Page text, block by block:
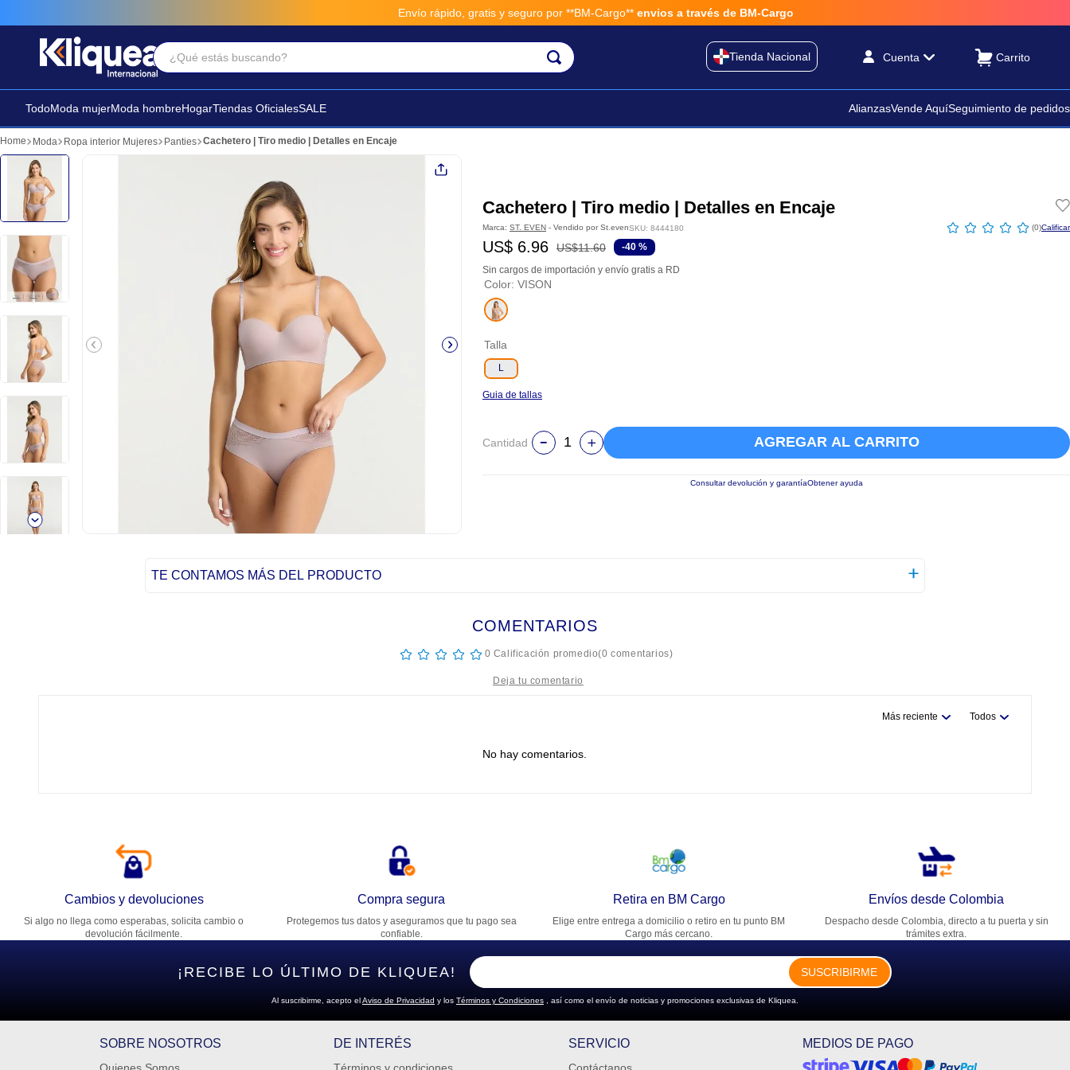
Envío rápido, gratis y seguro por **BM-Cargo** envios a través de BM-Cargo
¿Qué estás buscando?
Tienda Nacional Cuenta
TodoModa mujerModa hombreHogarTiendas OficialesSALE AlianzasVende AquíSeguimiento de pedidos
Moda Ropa interior Mujeres Panties Cachetero | Tiro medio | Detalles en Encaje
Cachetero | Tiro medio | Detalles en Encaje
Marca: ST. EVEN - Vendido por St.evenSKU: 8444180 ☆ ☆ ☆ ☆ ☆ (0)
US$ 6.96 US$11.60 -40 %
Sin cargos de importación y envío gratis a RD
Color: VISON
Talla
L
Guia de tallas
Cantidad AGREGAR AL CARRITO
Consultar devolución y garantíaObtener ayuda
TE CONTAMOS MÁS DEL PRODUCTO
COMENTARIOS
☆ ☆ ☆ ☆ ☆ 0 Calificación promedio(0 comentarios)
Dirección de email
Escribe un comentario
ENVIAR COMENTARIO
Más reciente Todos
No hay comentarios.
Cambios y devoluciones
Si algo no llega como esperabas, solicita cambio o
devolución fácilmente.
Compra segura
Protegemos tus datos y aseguramos que tu pago sea
confiable.
Retira en BM Cargo
Elige entre entrega a domicilio o retiro en tu punto BM
Cargo más cercano.
Envíos desde Colombia
Despacho desde Colombia, directo a tu puerta y sin
trámites extra.
¡RECIBE LO ÚLTIMO DE KLIQUEA! SUSCRIBIRME
Al suscribirme, acepto elAviso de Privacidad y los Términos y Condiciones , así como el envío de noticias y promociones exclusivas de Kliquea.
SOBRE NOSOTROS DE INTERÉS SERVICIO MEDIOS DE PAGO
Términos Más Buscados
2. sandalia
3. futbol